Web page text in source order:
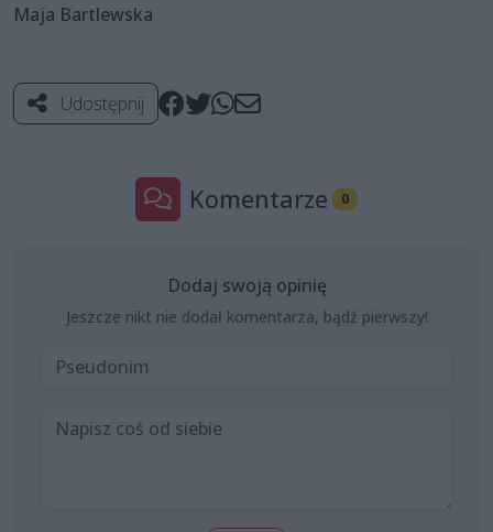
Maja Bartlewska
Udostępnij
Komentarze 0
Dodaj swoją opinię
Jeszcze nikt nie dodał komentarza, bądź pierwszy!